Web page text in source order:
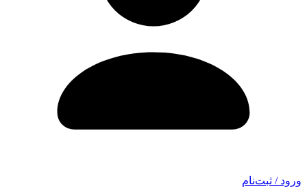
ورود / ثبت‌نام